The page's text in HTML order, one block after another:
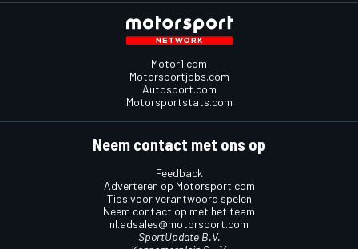
Motor1.com
Motorsportjobs.com
Autosport.com
Motorsportstats.com
Neem contact met ons op
Feedback
Adverteren op Motorsport.com
Tips voor verantwoord spelen
Neem contact op met het team
nl.adsales@motorsport.com
SportUpdate B.V.